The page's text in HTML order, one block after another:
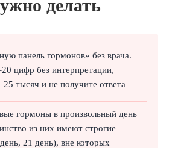
делать
панель гормонов» без врача.
цифр без интерпретации,
тысяч и не получите ответа
гормоны в произвольный день
из них имеют строгие
21 день), вне которых